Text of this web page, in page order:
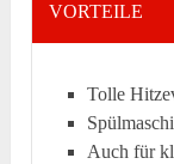
VORTEILE
Tolle
Auch für